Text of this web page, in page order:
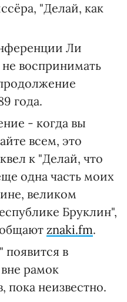
"Делай, как
Ли
воспринимать
года.
- когда вы
всем, это
к "Делай, что
одна часть моих
великом
Бруклин",
znaki.fm.
появится в
рамок
пока неизвестно.